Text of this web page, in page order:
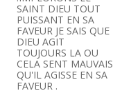
SAINT DIEU TOUT
PUISSANT EN SA
FAVEUR JE SAIS QUE
DIEU AGIT
TOUJOURS LA OU
CELA SENT MAUVAIS
QU'IL AGISSE EN SA
FAVEUR .